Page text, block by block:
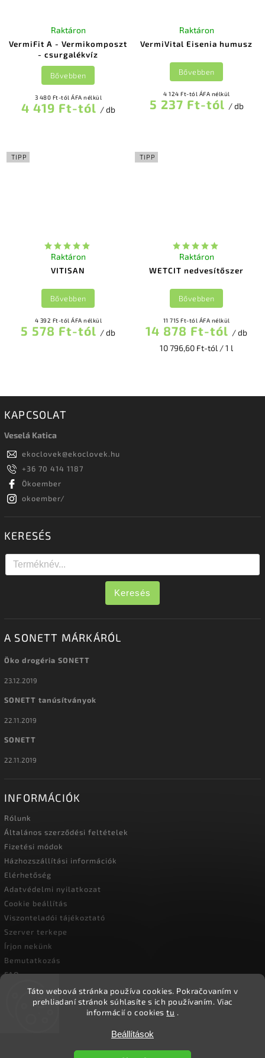
Táto webová stránka používa cookies. Pokračovaním v
prehliadaní stránok súhlasíte s ich používaním. Viac
informácií o cookiestu .
Beállítások
VermiFit A - Vermikomposzt
- csurgalékvíz
Raktáron
3 480 Ft-tól ÁFA nélkül
4 419 Ft-tól / db
Bővebben
VermiVital Eisenia humusz
Raktáron
4 124 Ft-tól ÁFA nélkül
5 237 Ft-tól / db
Bővebben
TIPP
VITISAN
Raktáron
4 392 Ft-tól ÁFA nélkül
5 578 Ft-tól / db
Bővebben
TIPP
WETCIT nedvesítőszer
Raktáron
11 715 Ft-tól ÁFA nélkül
14 878 Ft-tól / db
10 796,60 Ft-tól / 1 l
Bővebben
KAPCSOLAT
Veselá Katica
ekoclovek@ekoclovek.hu
+36 70 414 1187
Ökoember
okoember/
KERESÉS
Keresés
A SONETT MÁRKÁRÓL
Öko drogéria SONETT
23.12.2019
SONETT tanúsítványok
22.11.2019
SONETT
22.11.2019
INFORMÁCIÓK
Rólunk
Általános szerződési feltételek
Fizetési módok
Házhozszállítási információk
Elérhetőség
Adatvédelmi nyilatkozat
Cookie beállítás
Viszonteladói tájékoztató
Szerver terkepe
Írjon nekünk
Bemutatkozás
FAQ
Vásárlási útmutató
Ökoember. Minden jog fenntartva.
Süti beállítások szerkesztése